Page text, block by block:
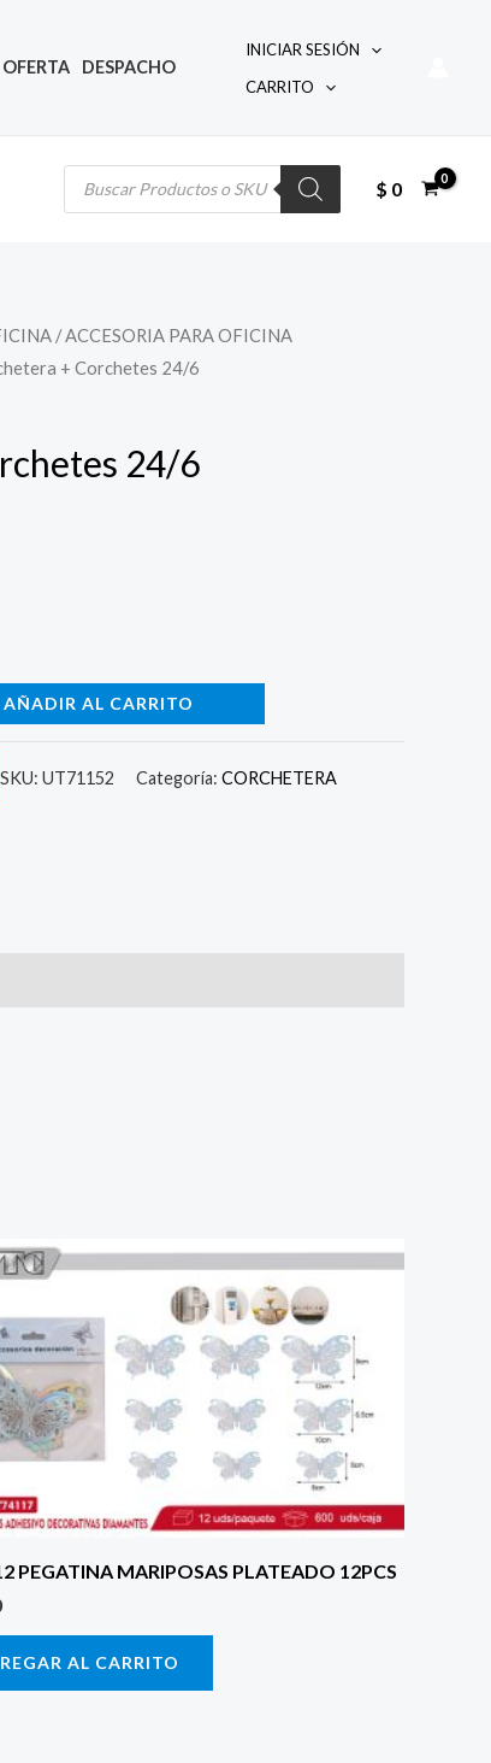
OFERTA DESPACHO
INICIAR SESIÓN
CARRITO
Búsqueda
$ 0
/ACCESORIA PARA OFICINA
+ Corchetes 24/6
24/6
AÑADIR AL CARRITO
SKU: UT71152 Categoría: CORCHETERA
PEGATINA MARIPOSAS PLATEADO 12PCS
AL CARRITO